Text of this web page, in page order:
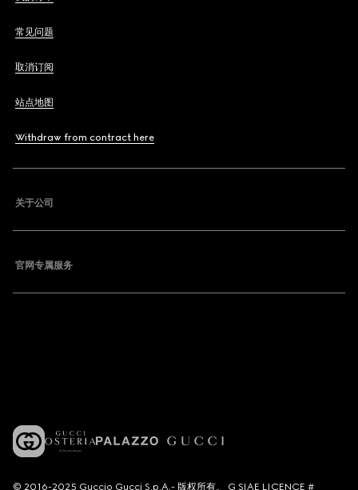
常见问题
取消订阅
站点地图
Withdraw from contract here
关于公司
官网专属服务
© 2016-2025 Guccio Gucci S.p.A.- 版权所有。 G SIAE LICENCE #